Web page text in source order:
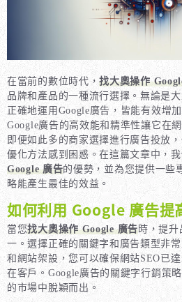
在當前的數位時代，找大奧操作
品牌和產品的一種流行選擇。無論是
正確地運用Google廣告，皆能有效增
Google廣告的高效能和精準性讓它在
即便如此多的商家選擇進行廣告投放
優化方法感到困惑。在這篇文章中，
Google 廣告的優勢，並為您提供一些
略能產生最佳的效益。
如何利用 Google 廣告提
當您找大奧操作 Google 廣告時，提升
一。選擇正確的關鍵字和廣告類型非
和網站架設，您可以確保網站SEO已
在客戶。Google廣告的關鍵字行銷策
的市場中脫穎而出。